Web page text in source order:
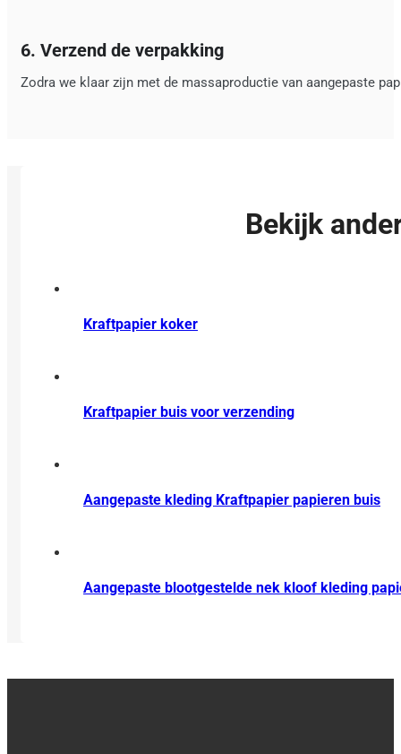
6. Verzend de verpakking
Zodra we klaar zijn met de massaproductie van aangepaste
Bekijk
Kraftpapier koker
Kraftpapier buis voor verzending
Aangepaste kleding Kraftpapier papieren buis
Aangepaste blootgestelde nek kloof kleding